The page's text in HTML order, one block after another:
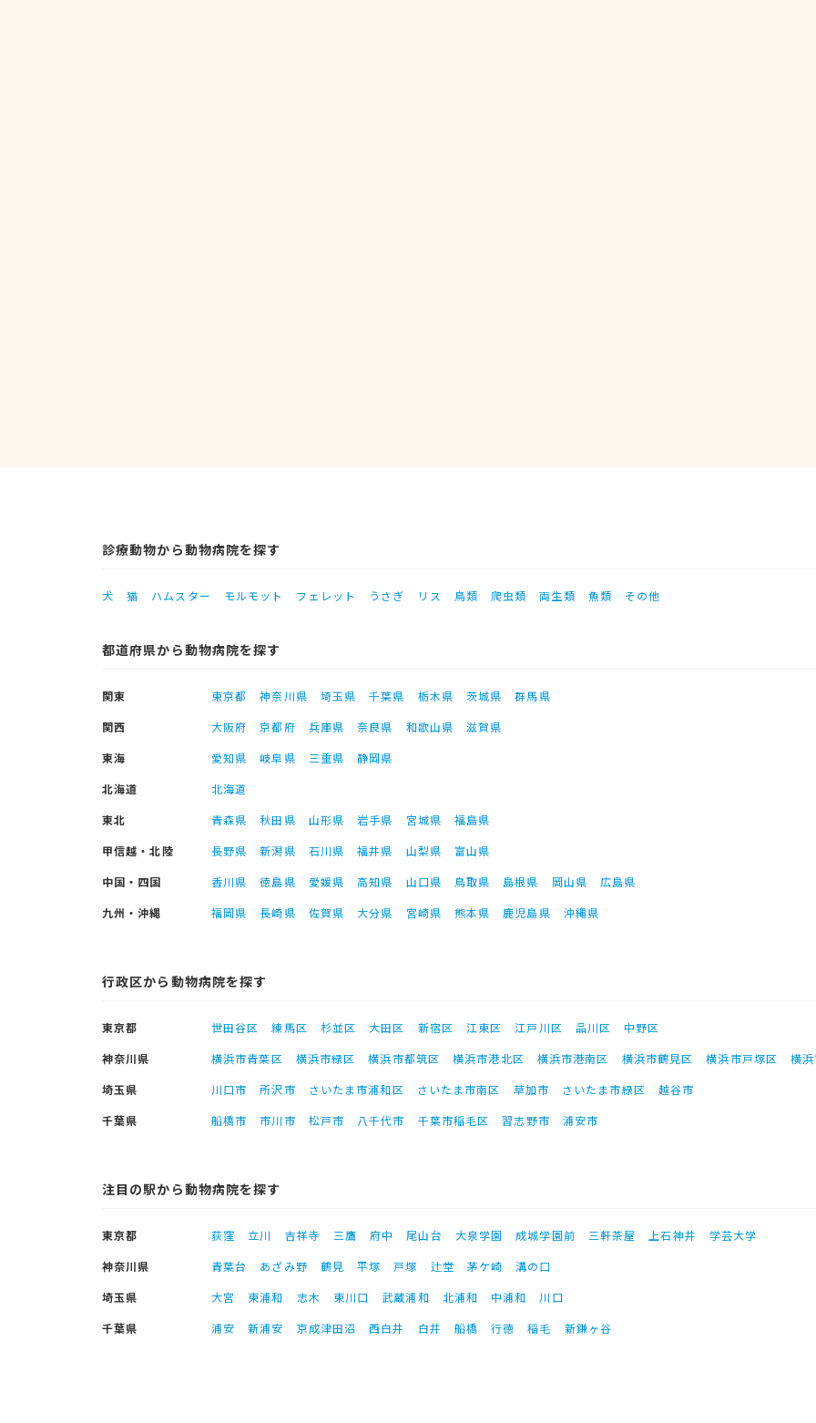
診療動物から動物病院を探す
犬 猫 ハムスター モルモット フェレット うさぎ リス 鳥類 爬虫類 両生類 魚類 その他
都道府県から動物病院を探す
関東 東京都 神奈川県 埼玉県 千葉県 栃木県 茨城県
群馬県
関西
大阪府 京都府 兵庫県 奈良県 和歌山県
滋賀県
東海
愛知県 岐阜県 三重県
静岡県
北海道
北海道
東北
青森県 秋田県 山形県 岩手県 宮城県
福島県
甲信越・北陸
長野県 新潟県 石川県 福井県 山梨県
富山県
中国・四国
香川県 徳島県 愛媛県 高知県 山口県 鳥取県 島根県 岡山県
広島県
九州・沖縄
福岡県 長崎県 佐賀県 大分県 宮崎県 熊本県 鹿児島県 沖縄県
行政区から動物病院を探す
東京都 世田谷区 練馬区 杉並区 大田区 新宿区 江東区 江戸川区 品川区
中野区
神奈川県
横浜市青葉区 横浜市緑区 横浜市都筑区 横浜市港北区 横浜市港南区 横浜市鶴見区 横浜市戸塚区
横
埼玉県
川口市 所沢市 さいたま市浦和区 さいたま市南区 草加市 さいたま市緑区
越谷市
千葉県
船橋市 市川市 松戸市 八千代市 千葉市稲毛区 習志野市 浦安市
注目の駅から動物病院を探す
東京都 荻窪 立川 吉祥寺 三鷹 府中 尾山台 大泉学園 成城学園前 三軒茶屋 上石神井
学芸大学
神奈川県
青葉台 あざみ野 鶴見 平塚 戸塚 辻堂 茅ケ崎
溝の口
埼玉県
大宮 東浦和 志木 東川口 武蔵浦和 北浦和 中浦和
川口
千葉県
浦安 新浦安 京成津田沼 西白井 白井 船橋 行徳 稲毛 新鎌ヶ谷